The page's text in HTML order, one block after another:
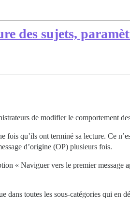
des sujets,
de modifier le comportement
fois qu’ils ont terminé sa lecture. Ce
d’origine (OP) plusieurs fois.
« Naviguer vers le premier message
dans toutes les sous-catégories qui en